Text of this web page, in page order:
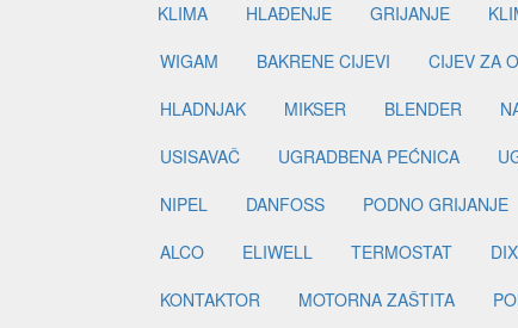
KLIMA HLAĐENJE GRIJANJE
WIGAM
BAKRENE CIJEVI CIJEV ZA
HLADNJAK
MIKSER BLENDER
USISAVAČ
UGRADBENA PEĆNICA
NIPEL
DANFOSS PODNO GRIJANJE
ALCO
ELIWELL TERMOSTAT
KONTAKTOR
MOTORNA ZAŠTITA